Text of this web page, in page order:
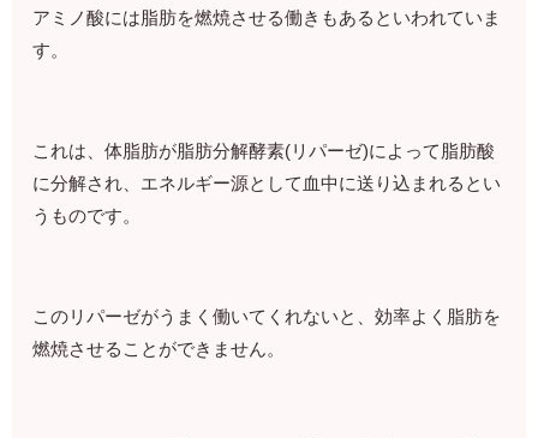
アミノ酸には脂肪を燃焼させる働きもあるといわれていま
す。
これは、体脂肪が脂肪分解酵素(リパーゼ)によって脂肪酸
に分解され、エネルギー源として血中に送り込まれるとい
うものです。
このリパーゼがうまく働いてくれないと、効率よく脂肪を
燃焼させることができません。